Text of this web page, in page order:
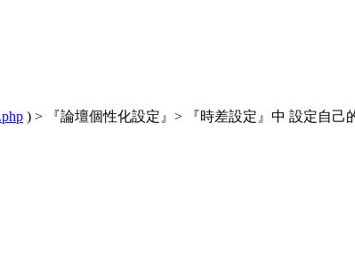
) > 『論壇個性化設定』> 『時差設定』中 設定自己